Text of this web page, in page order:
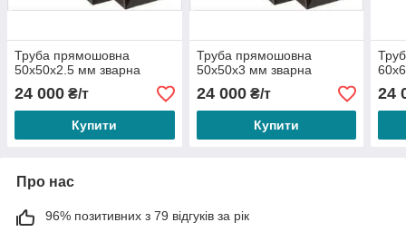
Труба прямошовна
50х50х2.5 мм зварна
24 000 ₴/т
Купити
Труба прямошовна
50х50х3 мм зварна
24 000₴/т
Купити
24
Про нас
96% позитивних з 79 відгуків за рік